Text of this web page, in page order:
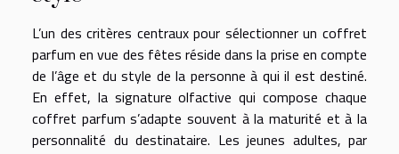
L’un des critères centraux pour sélectionner un coffret
parfum en vue des fêtes réside dans la prise en compte
de l’âge et du style de la personne à qui il est destiné.
En effet, la signature olfactive qui compose chaque
coffret parfum s’adapte souvent à la maturité et à la
personnalité du destinataire. Les jeunes adultes, par